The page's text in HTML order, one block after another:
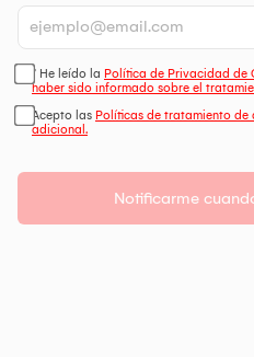
* He leído la Política de Privacidad de
haber sido informado sobre el
Acepto las Políticas de tratamiento
adicional.